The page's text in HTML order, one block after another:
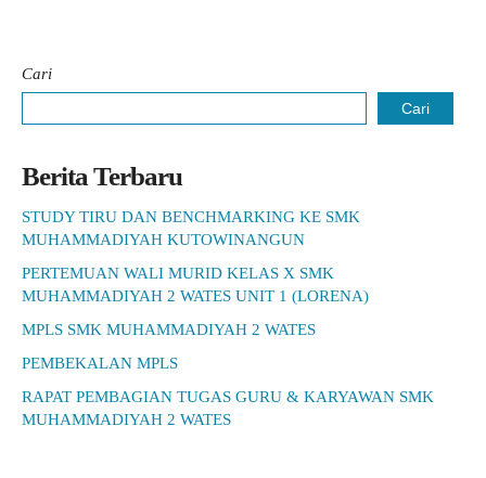
Cari
Cari
Berita Terbaru
STUDY TIRU DAN BENCHMARKING KE SMK
MUHAMMADIYAH KUTOWINANGUN
PERTEMUAN WALI MURID KELAS X SMK
MUHAMMADIYAH 2 WATES UNIT 1 (LORENA)
MPLS SMK MUHAMMADIYAH 2 WATES
PEMBEKALAN MPLS
RAPAT PEMBAGIAN TUGAS GURU & KARYAWAN SMK
MUHAMMADIYAH 2 WATES